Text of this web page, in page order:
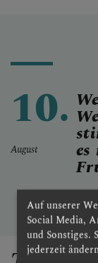
10.
August
Auf unserer
Social Media,
und Sonstiges.
jederzeit